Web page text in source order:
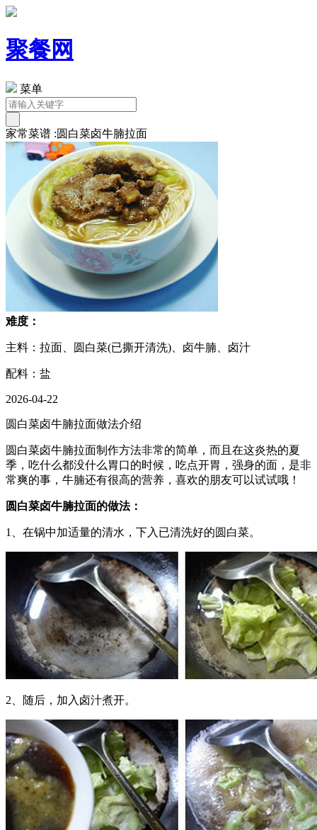
聚餐网
菜单
家常菜谱 :圆白菜卤牛腩拉面
难度：
主料：拉面、圆白菜(已撕开清洗)、卤牛腩、卤汁
配料：盐
2026-04-22
圆白菜卤牛腩拉面做法介绍
圆白菜卤牛腩拉面制作方法非常的简单，而且在这炎热的夏
季，吃什么都没什么胃口的时候，吃点开胃，强身的面，是非
常爽的事，牛腩还有很高的营养，喜欢的朋友可以试试哦！
圆白菜卤牛腩拉面的做法：
1、在锅中加适量的清水，下入已清洗好的圆白菜。
2、随后，加入卤汁煮开。